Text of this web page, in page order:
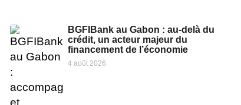
BGFIBank au Gabon : au-delà du
crédit, un acteur majeur du
financement de l’économie
4 août 2026